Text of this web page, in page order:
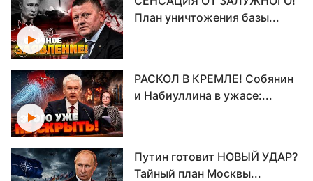
План уничтожения базы...
РАСКОЛ В КРЕМЛЕ! Собянин
и Набиуллина в ужасе:...
Путин готовит НОВЫЙ УДАР?
Тайный план Москвы...